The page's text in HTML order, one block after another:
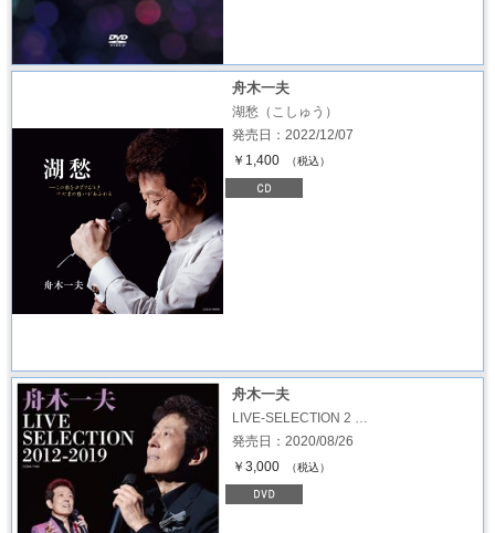
舟木一夫
湖愁（こしゅう）
発売日：2022/12/07
￥1,400
（税込）
舟木一夫
LIVE-SELECTION 2 …
発売日：2020/08/26
￥3,000
（税込）